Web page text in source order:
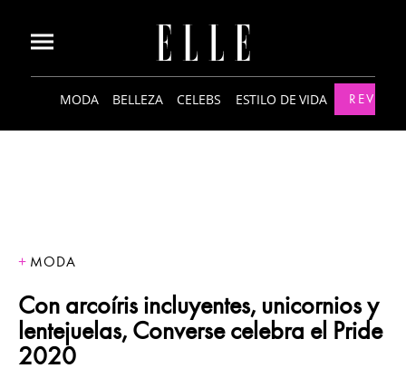
MODA BELLEZA CELEBS ESTILO DE VIDA
MODA
Con arcoíris incluyentes, unicornios y
lentejuelas, Converse celebra el Pride
2020